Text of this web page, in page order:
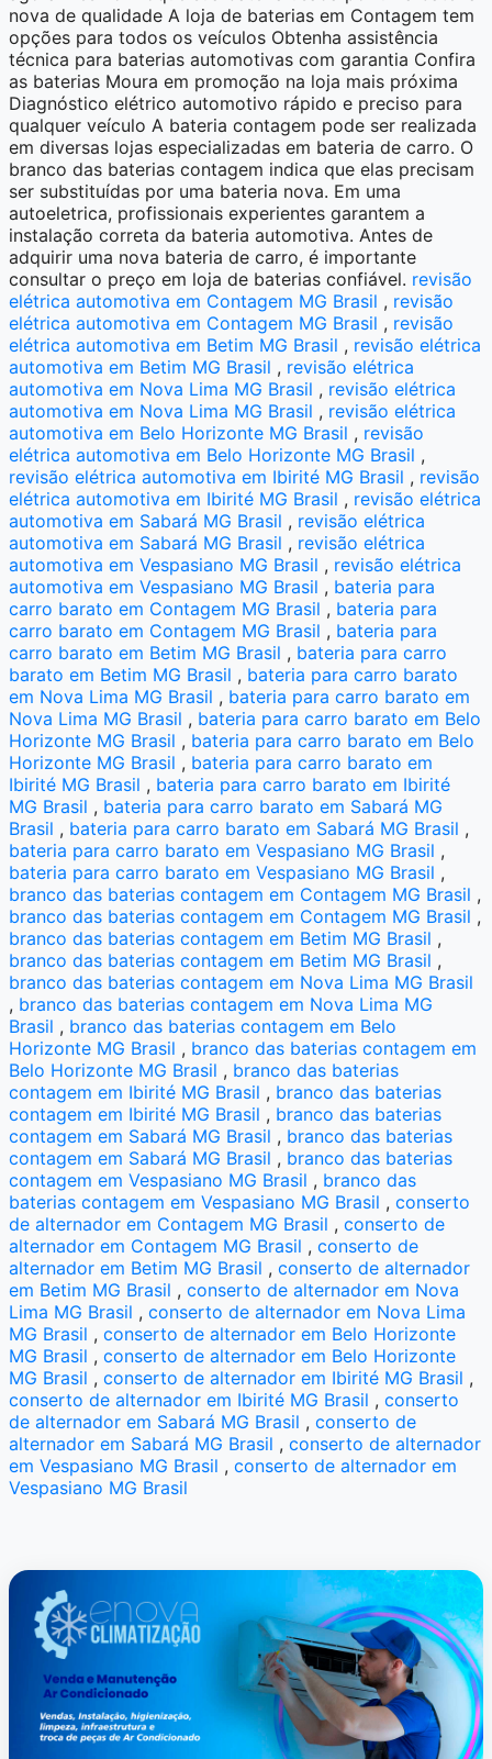
nova de qualidade A loja de baterias em Contagem tem
opções para todos os veículos Obtenha assistência
técnica para baterias automotivas com garantia Confira
as baterias Moura em promoção na loja mais próxima
Diagnóstico elétrico automotivo rápido e preciso para
qualquer veículo A bateria contagem pode ser realizada
em diversas lojas especializadas em bateria de carro. O
branco das baterias contagem indica que elas precisam
ser substituídas por uma bateria nova. Em uma
autoeletrica, profissionais experientes garantem a
instalação correta da bateria automotiva. Antes de
adquirir uma nova bateria de carro, é importante
consultar o preço em loja de baterias confiável. revisão
elétrica automotiva em Contagem MG Brasil , revisão
elétrica automotiva em Contagem MG Brasil , revisão
elétrica automotiva em Betim MG Brasil , revisão elétrica
automotiva em Betim MG Brasil , revisão elétrica
automotiva em Nova Lima MG Brasil , revisão elétrica
automotiva em Nova Lima MG Brasil , revisão elétrica
automotiva em Belo Horizonte MG Brasil , revisão
elétrica automotiva em Belo Horizonte MG Brasil ,
revisão elétrica automotiva em Ibirité MG Brasil , revisão
elétrica automotiva em Ibirité MG Brasil , revisão elétrica
automotiva em Sabará MG Brasil , revisão elétrica
automotiva em Sabará MG Brasil , revisão elétrica
automotiva em Vespasiano MG Brasil , revisão elétrica
automotiva em Vespasiano MG Brasil , bateria para
carro barato em Contagem MG Brasil , bateria para
carro barato em Contagem MG Brasil , bateria para
carro barato em Betim MG Brasil , bateria para carro
barato em Betim MG Brasil , bateria para carro barato
em Nova Lima MG Brasil , bateria para carro barato em
Nova Lima MG Brasil , bateria para carro barato em Belo
Horizonte MG Brasil , bateria para carro barato em Belo
Horizonte MG Brasil , bateria para carro barato em
Ibirité MG Brasil , bateria para carro barato em Ibirité
MG Brasil , bateria para carro barato em Sabará MG
Brasil , bateria para carro barato em Sabará MG Brasil ,
bateria para carro barato em Vespasiano MG Brasil ,
bateria para carro barato em Vespasiano MG Brasil ,
branco das baterias contagem em Contagem MG Brasil ,
branco das baterias contagem em Contagem MG Brasil ,
branco das baterias contagem em Betim MG Brasil ,
branco das baterias contagem em Betim MG Brasil ,
branco das baterias contagem em Nova Lima MG Brasil
, branco das baterias contagem em Nova Lima MG
Brasil , branco das baterias contagem em Belo
Horizonte MG Brasil , branco das baterias contagem em
Belo Horizonte MG Brasil , branco das baterias
contagem em Ibirité MG Brasil , branco das baterias
contagem em Ibirité MG Brasil , branco das baterias
contagem em Sabará MG Brasil , branco das baterias
contagem em Sabará MG Brasil , branco das baterias
contagem em Vespasiano MG Brasil , branco das
baterias contagem em Vespasiano MG Brasil ,conserto
de alternador em Contagem MG Brasil ,conserto de
alternador em Contagem MG Brasil ,conserto de
alternador em Betim MG Brasil ,conserto de alternador
em Betim MG Brasil ,conserto de alternador em Nova
Lima MG Brasil ,conserto de alternador em Nova Lima
MG Brasil ,conserto de alternador em Belo Horizonte
MG Brasil ,conserto de alternador em Belo Horizonte
MG Brasil ,conserto de alternador em Ibirité MG Brasil ,
conserto de alternador em Ibirité MG Brasil ,conserto
de alternador em Sabará MG Brasil ,conserto de
alternador em Sabará MG Brasil ,conserto de alternador
em Vespasiano MG Brasil ,conserto de alternador em
Vespasiano MG Brasil